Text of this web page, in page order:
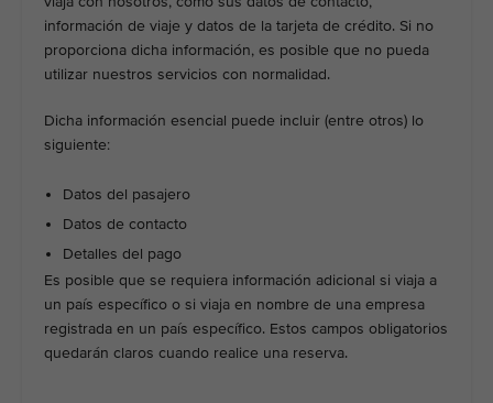
información de viaje y datos de la tarjeta de crédito. Si no
proporciona dicha información, es posible que no pueda
utilizar nuestros servicios con normalidad.
Dicha información esencial puede incluir (entre otros) lo
siguiente:
Datos del pasajero
Datos de contacto
Detalles del pago
Es posible que se requiera información adicional si viaja a
un país específico o si viaja en nombre de una empresa
registrada en un país específico. Estos campos obligatorios
quedarán claros cuando realice una reserva.